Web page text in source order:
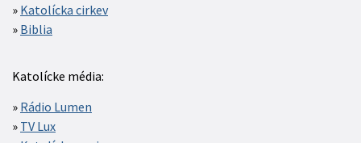
Katolícka cirkev
Biblia
Katolícke média:
Rádio Lumen
TV Lux